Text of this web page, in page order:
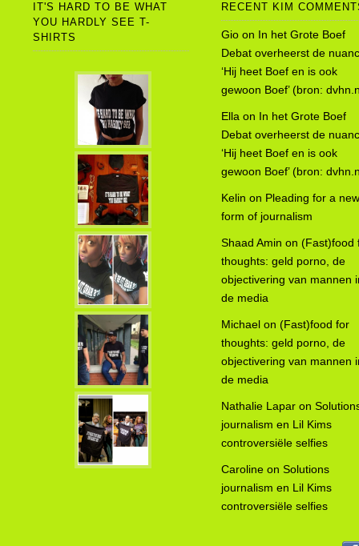
IT'S HARD TO BE WHAT
YOU HARDLY SEE T-
SHIRTS
RECENT KIM
Gio on In het Grote Boef
Debat overheerst de
‘Hij heet Boef en is ook
gewoon Boef’ (bron:
Ella on In het Grote Boef
Debat overheerst de
‘Hij heet Boef en is ook
gewoon Boef’ (bron:
Kelin on Pleading for a new
form of journalism
Shaad Amin on (Fast)food
thoughts: geld porno, de
objectivering van mannen
de media
Michael on (Fast)food for
thoughts: geld porno, de
objectivering van mannen
de media
Nathalie Lapar on
journalism en Lil Kims
controversiële selfies
Caroline on Solutions
journalism en Lil Kims
controversiële selfies